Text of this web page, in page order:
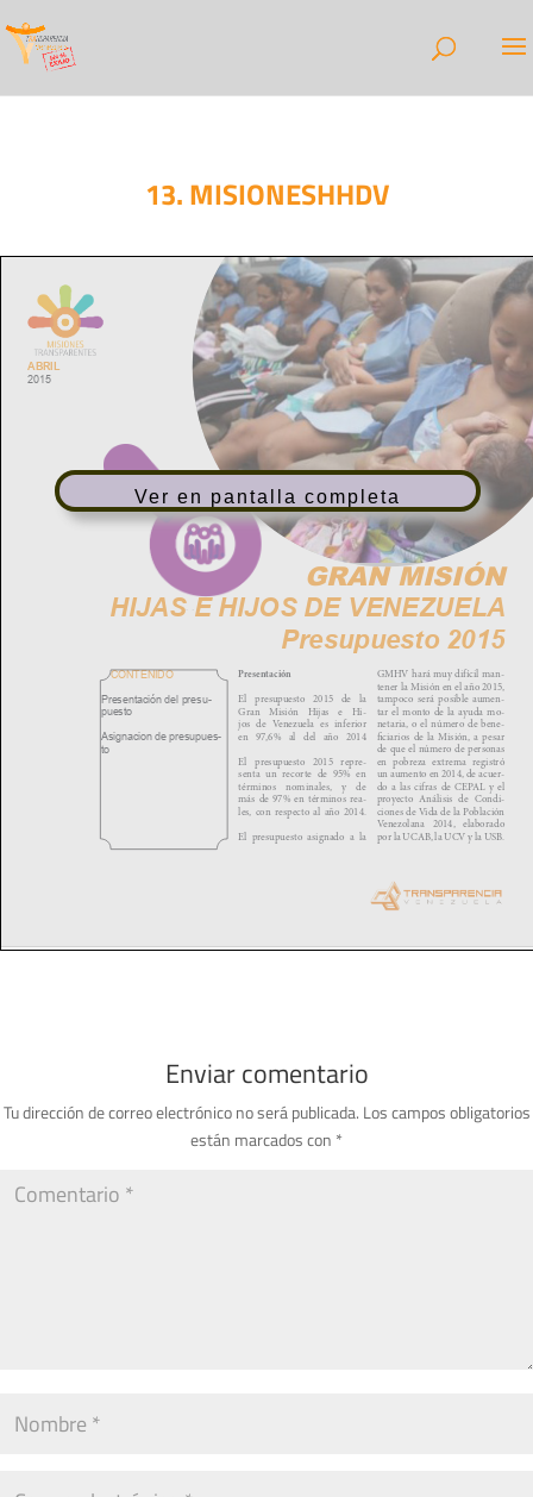
13. MISIONESHHDV
Ver en pantalla completa
Enviar comentario
Tu dirección de correo electrónico no será publicada. Los campos obligatorios
están marcados con *